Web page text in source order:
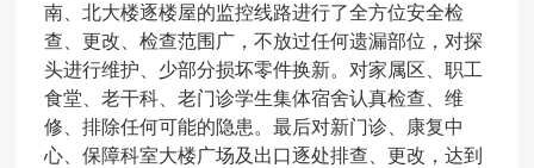
南、北大楼逐楼屋的监控线路进行了全方位安全检
查、更改、检查范围广，不放过任何遗漏部位，对探
头进行维护、少部分损坏零件换新。对家属区、职工
食堂、老干科、老门诊学生集体宿舍认真检查、维
修、排除任何可能的隐患。最后对新门诊、康复中
心、保障科室大楼广场及出口逐处排查、更改，达到